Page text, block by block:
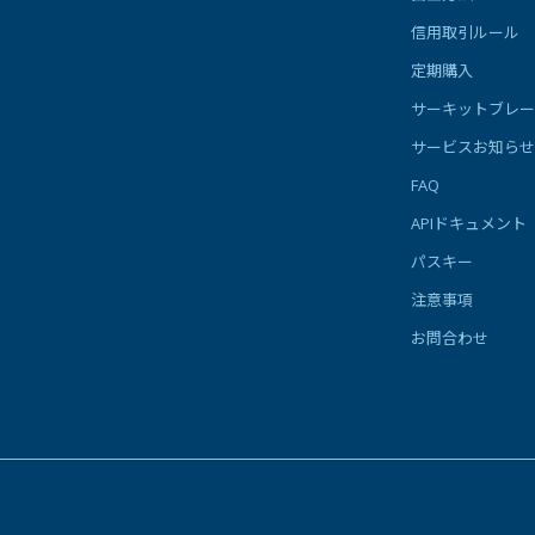
信用取引ルール
定期購入
サーキットブレ
サービスお知らせ
FAQ
APIドキュメント
パスキー
注意事項
お問合わせ